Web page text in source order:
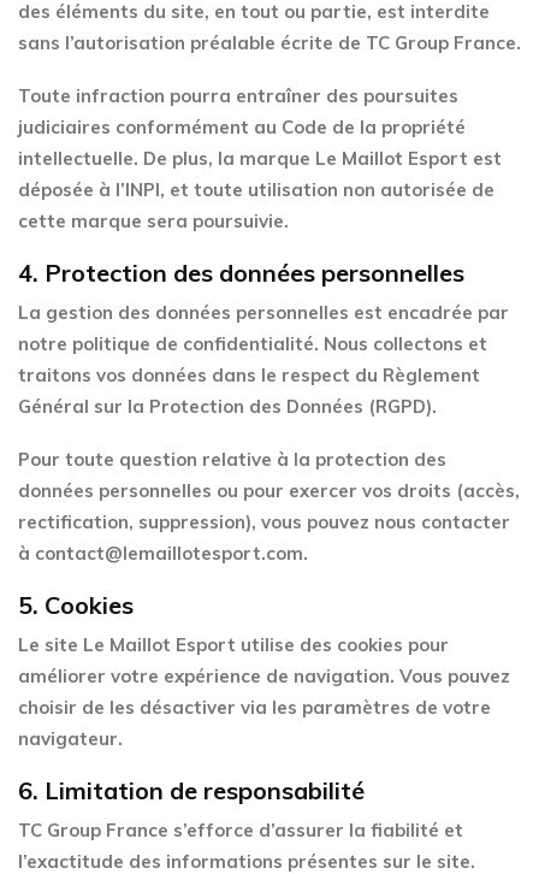
des éléments du site, en tout ou partie, est interdite
sans l’autorisation préalable écrite de TC Group France.
Toute infraction pourra entraîner des poursuites
judiciaires conformément au Code de la propriété
intellectuelle. De plus, la marque Le Maillot Esport est
déposée à l’INPI, et toute utilisation non autorisée de
cette marque sera poursuivie.
4. Protection des données personnelles
La gestion des données personnelles est encadrée par
notre politique de confidentialité. Nous collectons et
traitons vos données dans le respect du Règlement
Général sur la Protection des Données (RGPD).
Pour toute question relative à la protection des
données personnelles ou pour exercer vos droits (accès,
rectification, suppression), vous pouvez nous contacter
à contact@lemaillotesport.com.
5. Cookies
Le site Le Maillot Esport utilise des cookies pour
améliorer votre expérience de navigation. Vous pouvez
choisir de les désactiver via les paramètres de votre
navigateur.
6. Limitation de responsabilité
TC Group France s’efforce d’assurer la fiabilité et
l’exactitude des informations présentes sur le site.